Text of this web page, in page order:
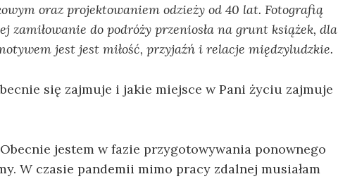
oraz projektowaniem odzieży od 40 lat. Fotografią
zamiłowanie do podróży przeniosła na grunt książek, dla
jest jest miłość, przyjaźń i relacje międzyludzkie.
się zajmuje i jakie miejsce w Pani życiu zajmuje
Obecnie jestem w fazie przygotowywania ponownego
W czasie pandemii mimo pracy zdalnej musiałam